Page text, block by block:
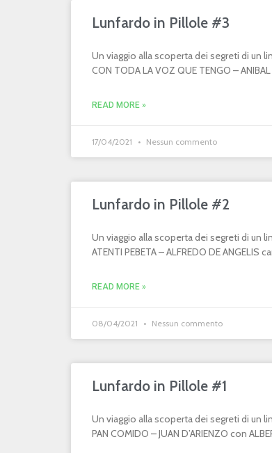
Lunfardo in Pillole #3
Un viaggio alla scoperta dei segreti di un
CON TODA LA VOZ QUE TENGO –
READ MORE »
17/04/2021 Nessun commento
Lunfardo in Pillole #2
Un viaggio alla scoperta dei segreti di un
ATENTI PEBETA – ALFREDO DE
READ MORE »
08/04/2021 Nessun commento
Lunfardo in Pillole #1
Un viaggio alla scoperta dei segreti di un
PAN COMIDO – JUAN D’ARIENZO con